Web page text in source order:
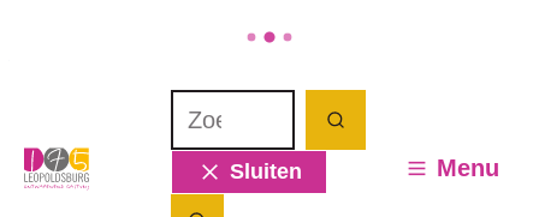
Leopoldsburg
Zoeken
Sluiten
Menu